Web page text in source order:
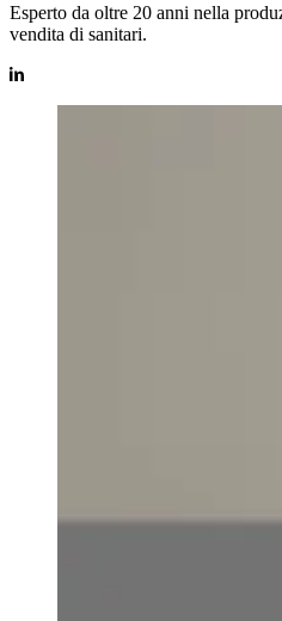
Esperto da oltre 20 anni nella
vendita di sanitari.